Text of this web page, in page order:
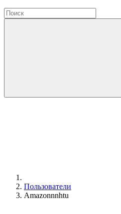
Пользователи
Amazonnnhtu